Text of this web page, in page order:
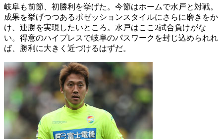
岐阜も前節、初勝利を挙げた。今節はホームで水戸と対戦。
成果を挙げつつあるポゼッションスタイルにさらに磨きをか
け、連勝を実現したいところ。水戸はここ2試合負けがな
い。得意のハイプレスで岐阜のパスワークを封じ込められれ
ば、勝利に大きく近づけるはずだ。